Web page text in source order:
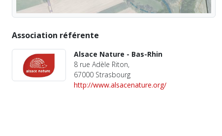
Association référente
Alsace Nature - Bas-Rhin
8 rue Adèle Riton,
67000 Strasbourg
http://www.alsacenature.org/